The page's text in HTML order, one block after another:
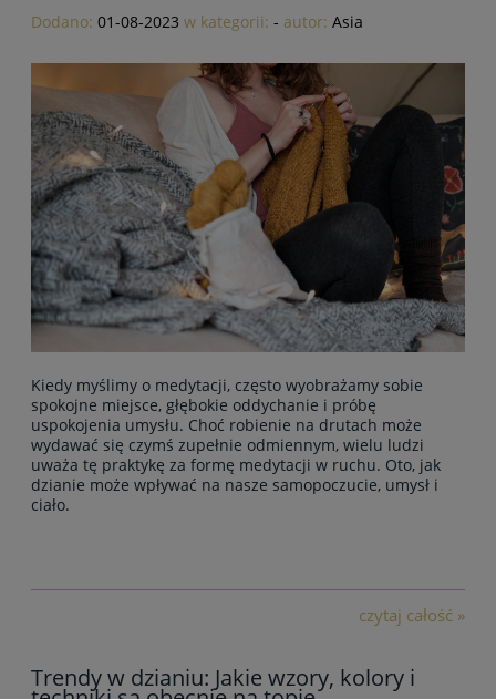
Dodano: 01-08-2023 w kategorii: - autor: Asia
Kiedy myślimy o medytacji, często wyobrażamy sobie
spokojne miejsce, głębokie oddychanie i próbę
uspokojenia umysłu. Choć robienie na drutach może
wydawać się czymś zupełnie odmiennym, wielu ludzi
uważa tę praktykę za formę medytacji w ruchu. Oto, jak
dzianie może wpływać na nasze samopoczucie, umysł i
ciało.
czytaj całość »
Trendy w dzianiu: Jakie wzory, kolory i